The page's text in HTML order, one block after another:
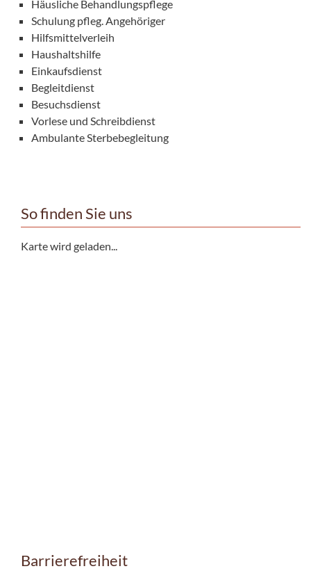
Häusliche Behandlungspflege
Schulung pfleg. Angehöriger
Hilfsmittelverleih
Haushaltshilfe
Einkaufsdienst
Begleitdienst
Besuchsdienst
Vorlese und Schreibdienst
Ambulante Sterbebegleitung
So finden Sie uns
Karte wird geladen...
Barrierefreiheit